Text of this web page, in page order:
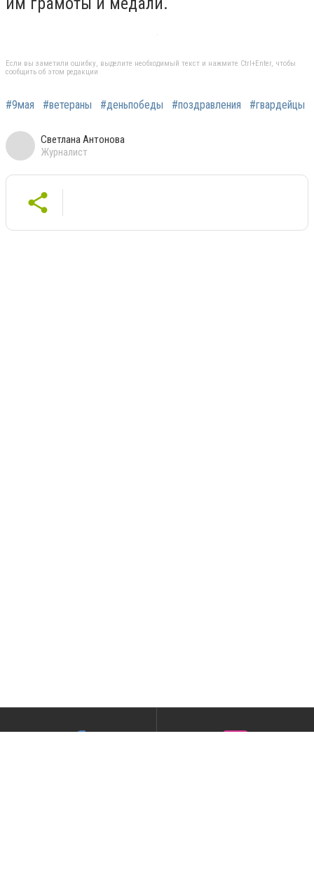
Если вы заметили ошибку, выделите необходимый текст и нажмите Ctrl+Enter, чтобы
сообщить об этом редакции
#9мая #ветераны #деньпобеды #поздравления #гвардейцы
Светлана Антонова
Журналист